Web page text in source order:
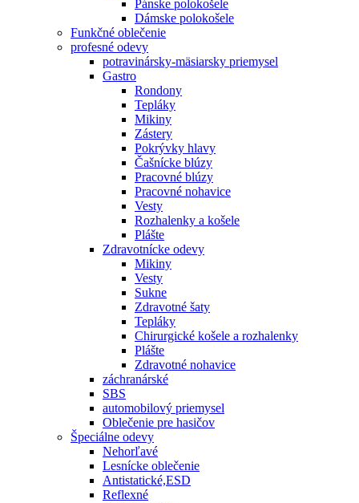
Pánske polokošele
Dámske polokošele
Funkčné oblečenie
profesné odevy
potravinársky-mäsiarsky priemysel
Gastro
Rondony
Tepláky
Mikiny
Zástery
Pokrývky hlavy
Čašnícke blúzy
Pracovné blúzy
Pracovné nohavice
Vesty
Rozhalenky a košele
Plášte
Zdravotnícke odevy
Mikiny
Vesty
Sukne
Zdravotné šaty
Tepláky
Chirurgické košele a rozhalenky
Plášte
Zdravotné nohavice
záchranárské
SBS
automobilový priemysel
Oblečenie pre hasičov
Špeciálne odevy
Nehorľavé
Lesnícke oblečenie
Antistatické,ESD
Reflexné